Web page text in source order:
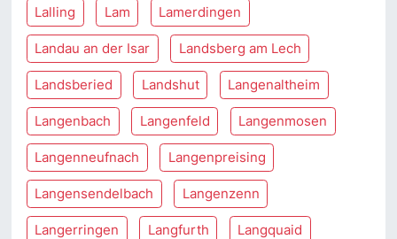
Lalling Lam Lamerdingen
Landau an der Isar Landsberg am Lech
Landsberied Landshut Langenaltheim
Langenbach Langenfeld Langenmosen
Langenneufnach Langenpreising
Langensendelbach Langenzenn
Langerringen Langfurth Langquaid